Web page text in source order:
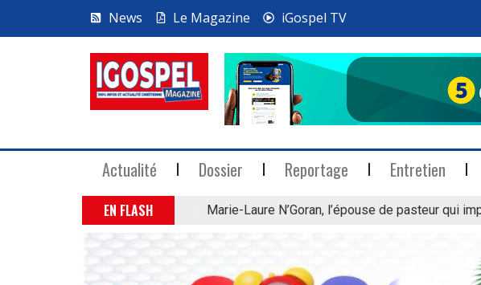
News Le Magazine iGospel TV
Actualité Dossier Reportage Entretien
EN FLASH Marie-Laure N’Goran, l’épouse de pasteur qui